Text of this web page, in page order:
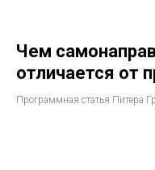
Чем
отличается от
Программная статья Питера